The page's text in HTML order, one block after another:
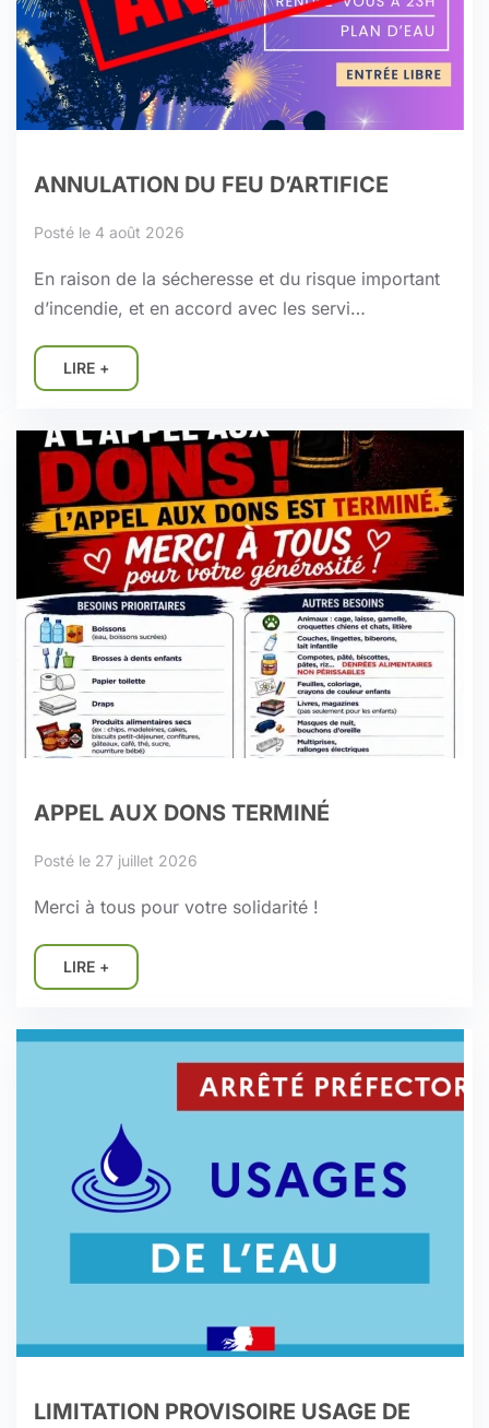
ANNULATION DU FEU D’ARTIFICE
Posté le 4 août 2026
En raison de la sécheresse et du risque important
d’incendie, et en accord avec les servi…
LIRE +
APPEL AUX DONS TERMINÉ
Posté le 27 juillet 2026
Merci à tous pour votre solidarité !
LIRE +
LIMITATION PROVISOIRE USAGE DE